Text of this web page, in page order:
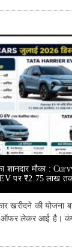
शानदार मौका :
पर ₹2.75 लाख
खरीदने की योजना
लेकर आई है।